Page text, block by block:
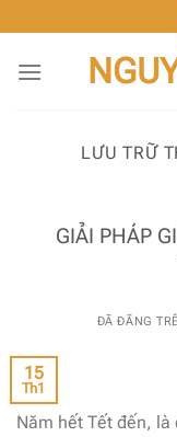
đến
nội
LƯU TRỮ
GIẢI PHÁP
ĐÃ ĐĂNG
15
Th1
Năm hết Tết đến,